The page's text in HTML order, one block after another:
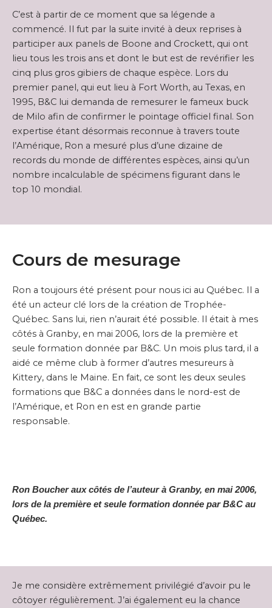
C’est à partir de ce moment que sa légende a
commencé. Il fut par la suite invité à deux reprises à
participer aux panels de Boone and Crockett, qui ont
lieu tous les trois ans et dont le but est de revérifier les
cinq plus gros gibiers de chaque espèce. Lors du
premier panel, qui eut lieu à Fort Worth, au Texas, en
1995, B&C lui demanda de remesurer le fameux buck
de Milo afin de confirmer le pointage officiel final. Son
expertise étant désormais reconnue à travers toute
l’Amérique, Ron a mesuré plus d’une dizaine de
records du monde de différentes espèces, ainsi qu’un
nombre incalculable de spécimens figurant dans le
top 10 mondial.
Cours de mesurage
Ron a toujours été présent pour nous ici au Québec. Il a
été un acteur clé lors de la création de Trophée-
Québec. Sans lui, rien n’aurait été possible. Il était à mes
côtés à Granby, en mai 2006, lors de la première et
seule formation donnée par B&C. Un mois plus tard, il a
aidé ce même club à former d’autres mesureurs à
Kittery, dans le Maine. En fait, ce sont les deux seules
formations que B&C a données dans le nord-est de
l’Amérique, et Ron en est en grande partie
responsable.
Ron Boucher aux côtés de l’auteur à Granby, en mai 2006,
lors de la première et seule formation donnée par B&C au
Québec.
Je me considère extrêmement privilégié d’avoir pu le
côtoyer régulièrement. J’ai également eu la chance